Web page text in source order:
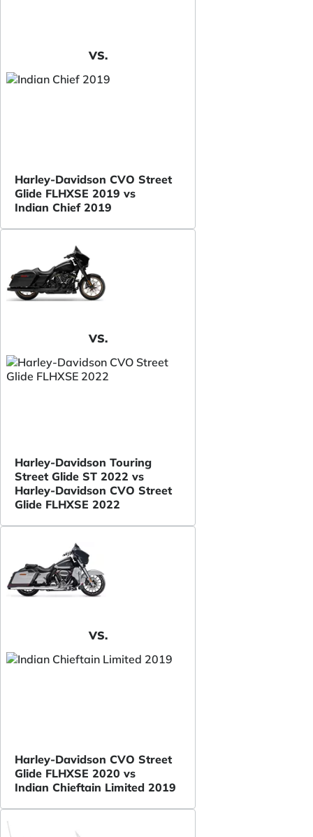
VS.
Harley-Davidson CVO Street
Glide FLHXSE 2019 vs
Indian Chief 2019
VS.
Harley-Davidson Touring
Street Glide ST 2022 vs
Harley-Davidson CVO Street
Glide FLHXSE 2022
VS.
Harley-Davidson CVO Street
Glide FLHXSE 2020 vs
Indian Chieftain Limited 2019